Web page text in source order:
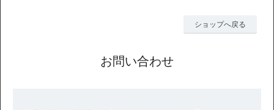
ショップへ戻る
お問い合わせ